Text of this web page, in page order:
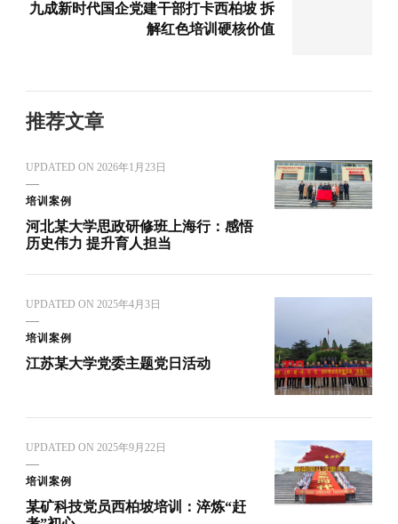
九成新时代国企党建干部打卡西柏坡 拆
解红色培训硬核价值
推荐文章
UPDATED ON 2026年1月23日
培训案例
河北某大学思政研修班上海行：感悟
历史伟力 提升育人担当
UPDATED ON 2025年4月3日
培训案例
江苏某大学党委主题党日活动
UPDATED ON 2025年9月22日
培训案例
某矿科技党员西柏坡培训：淬炼“赶